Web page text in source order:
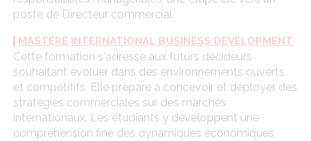
poste de Directeur commercial.
MASTÈRE INTERNATIONAL BUSINESS DEVELOPMENT
Cette formation s'adresse aux futurs décideurs
souhaitant évoluer dans des environnements ouverts
et compétitifs. Elle prépare à concevoir et déployer des
stratégies commerciales sur des marchés
internationaux. Les étudiants y développent une
compréhension fine des dynamiques économiques